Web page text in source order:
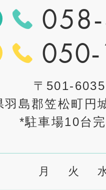
050-
〒501-6035
羽島郡笠松町円
*駐車場10台
月 火